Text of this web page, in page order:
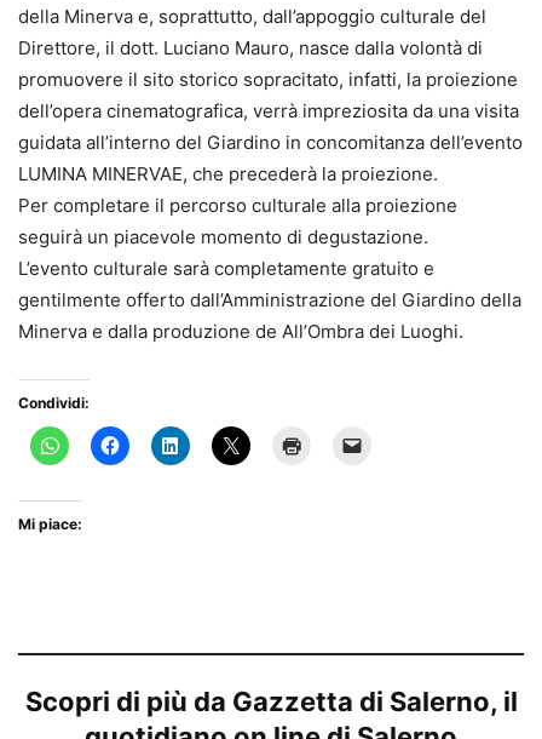
della Minerva e, soprattutto, dall’appoggio culturale del
Direttore, il dott. Luciano Mauro, nasce dalla volontà di
promuovere il sito storico sopracitato, infatti, la proiezione
dell’opera cinematografica, verrà impreziosita da una visita
guidata all’interno del Giardino in concomitanza dell’evento
LUMINA MINERVAE, che precederà la proiezione.
Per completare il percorso culturale alla proiezione
seguirà un piacevole momento di degustazione.
L’evento culturale sarà completamente gratuito e
gentilmente offerto dall’Amministrazione del Giardino della
Minerva e dalla produzione de All’Ombra dei Luoghi.
Condividi:
Mi piace:
Scopri di più da Gazzetta di Salerno, il